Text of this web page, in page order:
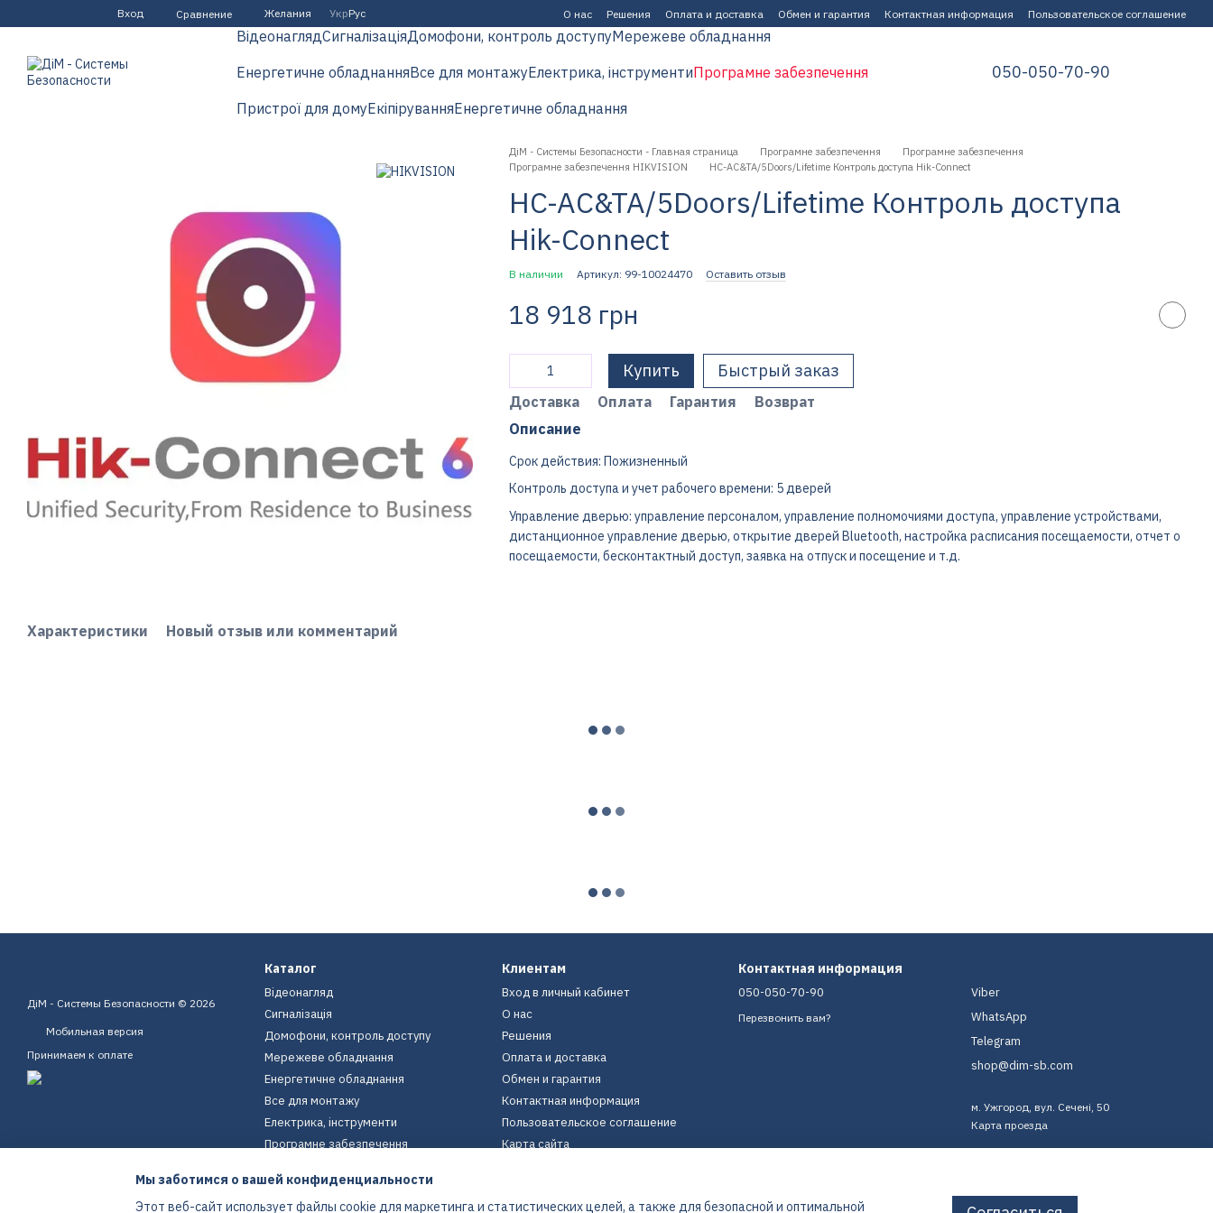
Перейти к основному контенту
Вход Сравнение Желания УкрРус О нас Решения Оплата и доставка Обмен и гарантия Контактная информация Пользовательское соглашение
ВідеонаглядСигналізаціяДомофони, контроль доступуМережеве обладнання
Енергетичне обладнанняВсе для монтажуЕлектрика, інструментиПрограмне забезпечення
Пристрої для домуЕкіпіруванняЕнергетичне обладнання
050-050-70-90
Характеристики Новый отзыв или комментарий
ДіМ - Системы Безопасности - Главная страница Програмне забезпечення
Програмне забезпечення
Програмне забезпечення HIKVISION
HC-AC&TA/5Doors/Lifetime Контроль доступа Hik-Connect
HC-AC&TA/5Doors/Lifetime Контроль доступа
Hik-Connect
В наличии Артикул: 99-10024470 Оставить отзыв
18 918 грн
Купить Быстрый заказ
Доставка Оплата Гарантия
Возврат
Описание
Срок действия: Пожизненный
Контроль доступа и учет рабочего времени: 5 дверей
Управление дверью: управление персоналом, управление полномочиями доступа, управление устройствами,
дистанционное управление дверью, открытие дверей Bluetooth, настройка расписания посещаемости, отчет о
посещаемости, бесконтактный доступ, заявка на отпуск и посещение и т.д.
ДіМ - Системы Безопасности © 2026
Мобильная версия
Принимаем к оплате
Каталог
Відеонагляд
Сигналізація
Домофони, контроль доступу
Мережеве обладнання
Енергетичне обладнання
Все для монтажу
Електрика, інструменти
Програмне забезпечення
Екіпірування
Енергетичне обладнання
Клиентам
Вход в личный кабинет
О нас
Решения
Оплата и доставка
Обмен и гарантия
Контактная информация
Пользовательское соглашение
Карта сайта
Контактная информация
050-050-70-90
Перезвонить вам?
Viber
WhatsApp
Telegram
shop@dim-sb.com
м. Ужгород, вул. Сечені, 50
Карта проезда
Мы заботимся о вашей конфиденциальности
Этот веб-сайт использует файлы cookie для маркетинга и статистических целей, а также для безопасной и оптимальной